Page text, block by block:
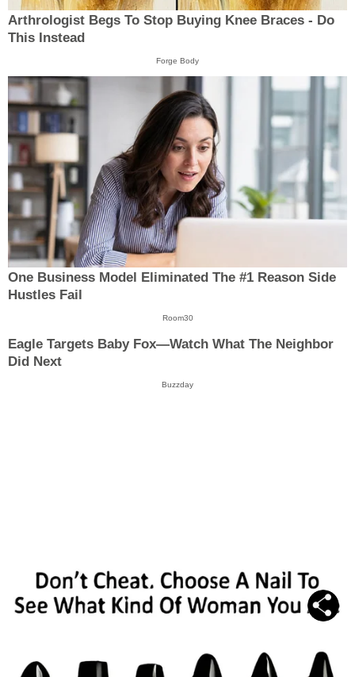
Arthrologist Begs To Stop Buying Knee Braces - Do
This Instead
Forge Body
One Business Model Eliminated The #1 Reason Side
Hustles Fail
Room30
Eagle Targets Baby Fox—Watch What The Neighbor
Did Next
Buzzday